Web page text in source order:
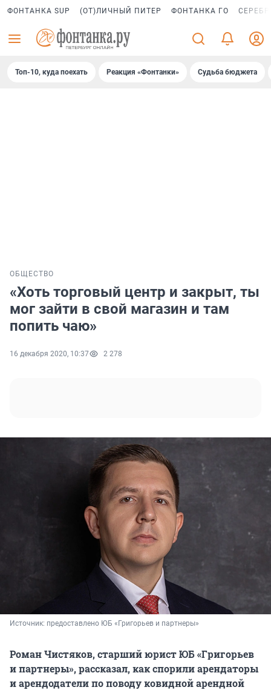
ФОНТАНКА SUP (ОТ)ЛИЧНЫЙ ПИТЕР ФОНТАНКА ГО
Топ-10, куда поехать Реакция «Фонтанки» Судьба бюджета
ОБЩЕСТВО
«Хоть торговый центр и закрыт, ты
мог зайти в свой магазин и там
попить чаю»
16 декабря 2020, 10:37 2 278
Источник: предоставлено ЮБ «Григорьев и партнеры»
Роман Чистяков, старший юрист ЮБ «Григорьев
и партнеры», рассказал, как спорили арендаторы
и арендодатели по поводу ковидной арендной